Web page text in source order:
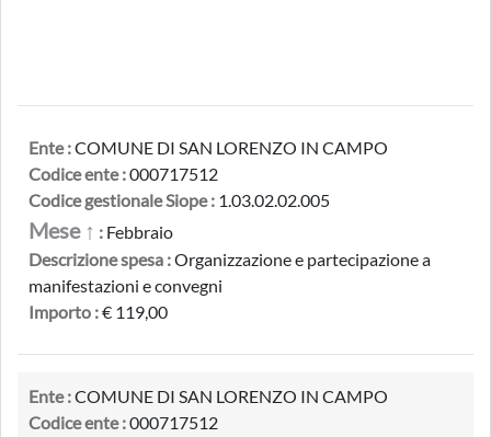
Ente :COMUNE DI SAN LORENZO IN CAMPO
Codice ente :000717512
Codice gestionale Siope : 1.03.02.02.005
Mese ↑ : Febbraio
Descrizione spesa :Organizzazione e partecipazione a
manifestazioni e convegni
Importo :€ 119,00
Ente :COMUNE DI SAN LORENZO IN CAMPO
Codice ente :000717512